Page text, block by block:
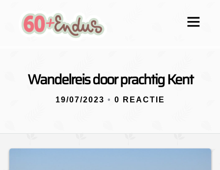
Wandelreis door prachtig Kent
19/07/2023 • 0 REACTIE